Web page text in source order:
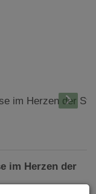
im Herzen der